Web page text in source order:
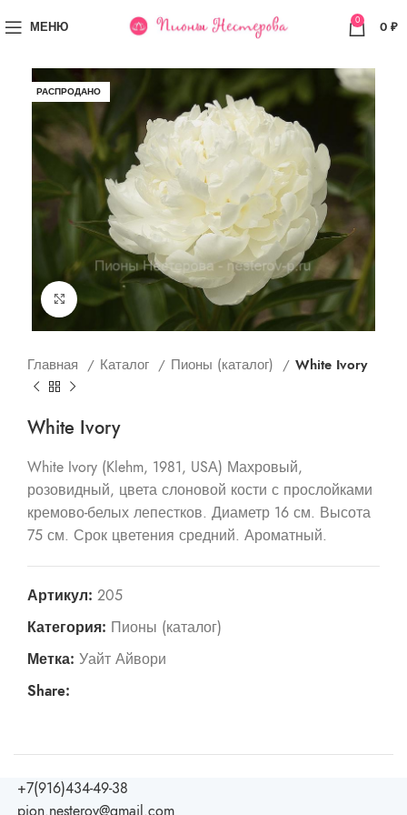
МЕНЮ 0 0 ₽
РАСПРОДАНО
Увеличить
Главная Каталог Пионы (каталог) White Ivory
White Ivory
White Ivory (Klehm, 1981, USА) Махровый,
розовидный, цвета слоновой кости с прослойками
кремово-белых лепестков. Диаметр 16 см. Высота
75 см. Срок цветения средний. Ароматный.
Артикул: 205
Категория: Пионы (каталог)
Метка: Уайт Айвори
Share:
+7(916)434-49-38